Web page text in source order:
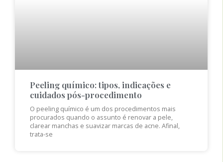
Peeling químico: tipos, indicações e
cuidados pós-procedimento
O peeling químico é um dos procedimentos mais
procurados quando o assunto é renovar a pele,
clarear manchas e suavizar marcas de acne. Afinal,
trata-se